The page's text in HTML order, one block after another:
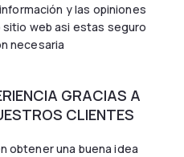
y las opiniones
web asi estas seguro
necesaria
GRACIAS A
CLIENTES
obtener una buena idea